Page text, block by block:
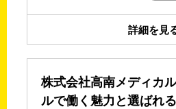
詳細を見
株式会社高南メディカ
ルで働く魅力と選ばれ